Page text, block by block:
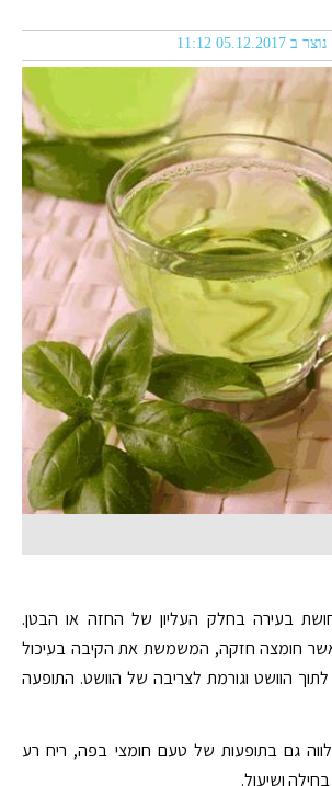
נוצר ב 05.12.2017 11:12
בעירה בחלק העליון של החזה או הבטן.
חומצה חזקה, המשמשת את הקיבה בעיכול
הוושט וגורמת לצריבה של הוושט. התופעה
גם בתופעות של טעם חומצי בפה, ריח רע
ושיעול.